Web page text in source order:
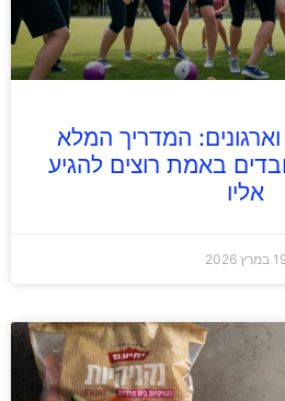
המדריך המלא
באמת רוצים להגיע
אליו
2026